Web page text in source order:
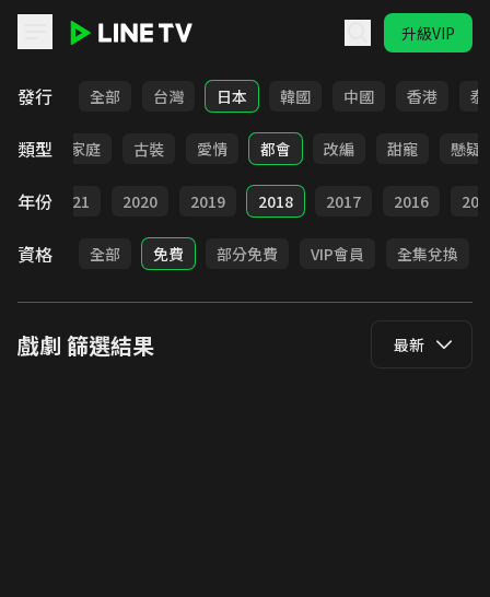
升級VIP
發行 全部 台灣 日本 韓國 中國 香港 泰
類型
校園 家庭 古裝 愛情 都會 改編 甜寵 懸疑
年份 2021 2020 2019 2018 2017 2016
資格 全部 免費 部分免費 VIP會員 全集兌換
戲劇 篩選結果 最新